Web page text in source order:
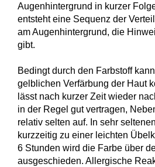
Augenhintergrund in kurzer
entsteht eine Sequenz der
am Augenhintergrund, die
gibt.
Bedingt durch den Farbstoff
gelblichen Verfärbung der Haut
lässt nach kurzer Zeit wieder
in der Regel gut vertragen,
relativ selten auf. In sehr
kurzzeitig zu einer leichten
6 Stunden wird die Farbe über
ausgeschieden. Allergische